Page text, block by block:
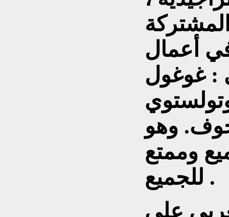
المشتركة
أعمال
: غوغول
وهو
وممتع
للجميع .
على